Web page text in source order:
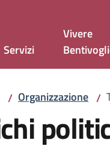
Servizi
Vivere
/ Organizzazione /